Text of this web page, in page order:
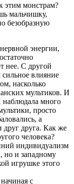
этим монстрам?
мальчишку,
безобразную
энергии,
нее. С другой
сильное влияние
насколько
мультиков. И
наблюдала много
просто
а
друг друга. Как же
человека?
индивидуализм
но и западному
игрушке этого
с